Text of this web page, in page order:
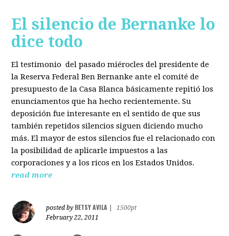
El silencio de Bernanke lo
dice todo
El testimonio del pasado miérocles del presidente de
la Reserva Federal Ben Bernanke ante el comité de
presupuesto de la Casa Blanca básicamente repitió los
enunciamentos que ha hecho recientemente. Su
deposición fue interesante en el sentido de que sus
también repetidos silencios siguen diciendo mucho
más. El mayor de estos silencios fue el relacionado con
la posibilidad de aplicarle impuestos a las
corporaciones y a los ricos en los Estados Unidos.
read more
posted by BETSY AVILA
1500pt
February 22, 2011